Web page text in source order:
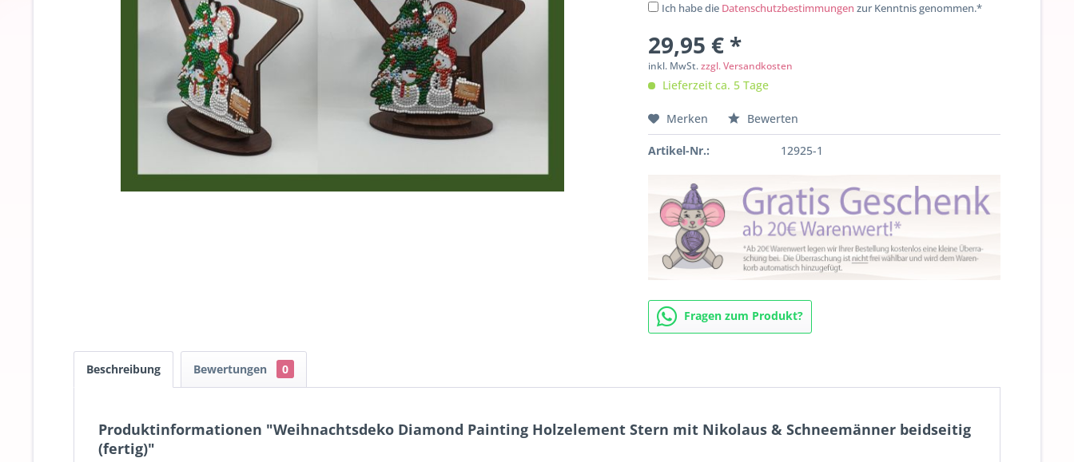
Ich habe die Datenschutzbestimmungen zur Kenntnis genommen.*
29,95 € *
inkl. MwSt.zzgl. Versandkosten
Lieferzeit ca. 5 Tage
Merken Bewerten
Artikel-Nr.: 12925-1
Fragen zum Produkt?
Beschreibung Bewertungen 0
Produktinformationen "Weihnachtsdeko Diamond Painting Holzelement Stern mit Nikolaus & Schneemänner beidseitig
(fertig)"